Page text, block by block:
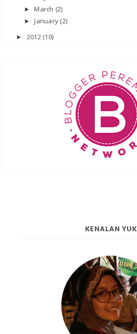
►March (2)
►January (2)
► 2012 (10)
KENALAN YUK